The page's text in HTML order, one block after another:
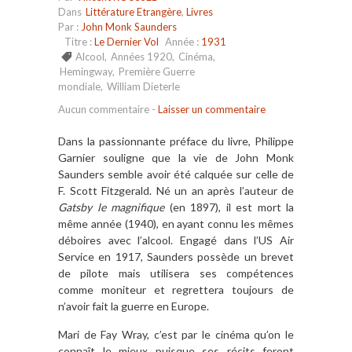
Dans Littérature Etrangère, Livres
Par : John Monk Saunders
Titre :Le Dernier Vol Année : 1931
Alcool, Années 1920, Cinéma,
Hemingway, Première Guerre
mondiale, William Dieterle
Aucun commentaire - Laisser un commentaire
Dans la passionnante préface du livre, Philippe
Garnier souligne que la vie de John Monk
Saunders semble avoir été calquée sur celle de
F. Scott Fitzgerald. Né un an après l’auteur de
Gatsby le magnifique(en 1897), il est mort la
même année (1940), en ayant connu les mêmes
déboires avec l’alcool. Engagé dans l’US Air
Service en 1917, Saunders possède un brevet
de pilote mais utilisera ses compétences
comme moniteur et regrettera toujours de
n’avoir fait la guerre en Europe.
Mari de Fay Wray, c’est par le cinéma qu’on le